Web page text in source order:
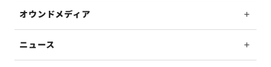
オウンドメディア
ニュース